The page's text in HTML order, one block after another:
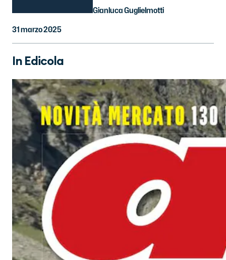
Gianluca Guglielmotti
31 marzo 2025
In Edicola